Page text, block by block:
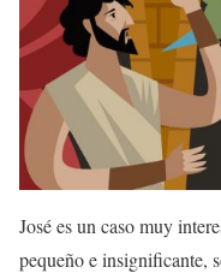
José es un caso muy
pequeño e insignificante,